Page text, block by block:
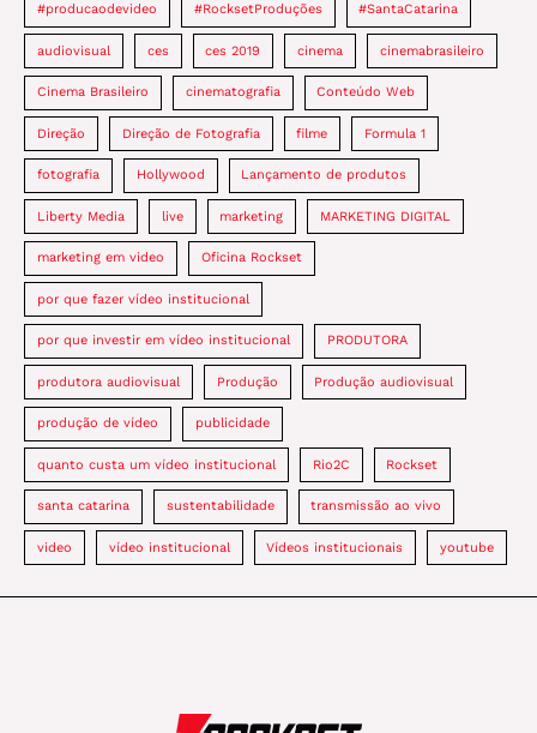
#producaodevideo #RocksetProduções #SantaCatarina
audiovisual ces ces 2019 cinema cinemabrasileiro
Cinema Brasileiro cinematografia Conteúdo Web
Direção Direção de Fotografia filme Formula 1
fotografia Hollywood Lançamento de produtos
Liberty Media live marketing MARKETING DIGITAL
marketing em video Oficina Rockset
por que fazer vídeo institucional
por que investir em vídeo institucional PRODUTORA
produtora audiovisual Produção Produção audiovisual
produção de vídeo publicidade
quanto custa um vídeo institucional Rio2C Rockset
santa catarina sustentabilidade transmissão ao vivo
video vídeo institucional Vídeos institucionais youtube